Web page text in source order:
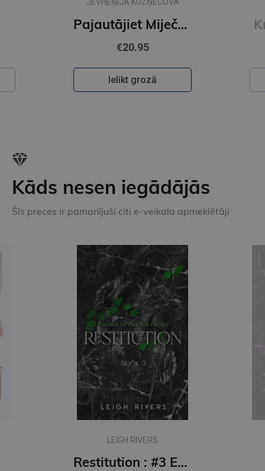
IKARS PIEBALGS
Krāsainā pasaule
€22.50
Ielikt grozā
Kāds nesen iegādājās
Šīs preces ir pamanījuši citi e-veikala apmeklētāji
Pēdējais eks.
KERI LAKE
Nocticadia